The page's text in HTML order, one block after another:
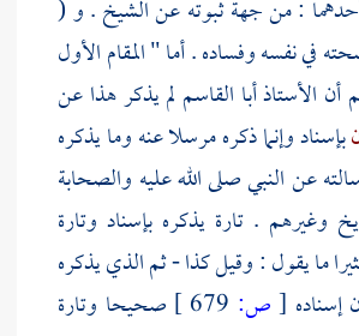
: من جهة ثبوته عن الشيخ . و (
في نفسه وفساده . أما " المقام الأول
أن الأستاذأبا القاسم لم يذكر هذا عن
بإسناد وإنما ذكره مرسلا عنه وما يذكره
عن النبي صلى الله عليه والصحابة
وغيرهم . تارة يذكره بإسناد وتارة
ما يقول : وقيل كذا - ثم الذي يذكره
إسناده [ص:
صحيحا وتارة